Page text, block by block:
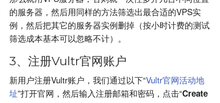
的服务器，然后用同样的方法筛选出最合适的VPS实
例，然后把其它的服务器实例删掉（按小时计费的测试
筛选成本基本可以忽略不计）。
3、注册Vultr官网账户
新用户注册Vultr账户，我们通过以下“Vultr官网活动地
址”打开官网，然后输入注册邮箱和密码，点击“Create